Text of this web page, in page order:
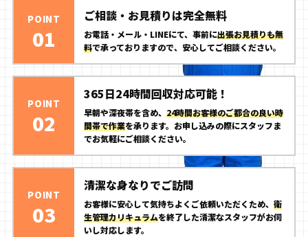
POINT
01
ご相談・お見積りは完全無料
お電話・メール・LINEにて、事前に出張お見積りも無
料で承っておりますので、安心してご相談ください。
POINT
02
365日24時間回収対応可能！
早朝や深夜帯を含め、 24時間お客様のご都合の良い時
間帯で作業を承ります。お申し込みの際にスタッフま
でお気軽にご相談ください。
POINT
03
清潔な身なりでご訪問
お客様に安心して気持ちよくご依頼いただくため、 衛
生管理カリキュラムを終了した清潔なスタッフがお伺
いし対応します。